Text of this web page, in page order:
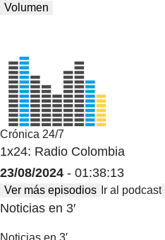
Volumen
Crónica 24/7
1x24: Radio Colombia
23/08/2024 - 01:38:13
Ver más episodios Ir al podcast
Noticias en 3′
Noticias en 3′